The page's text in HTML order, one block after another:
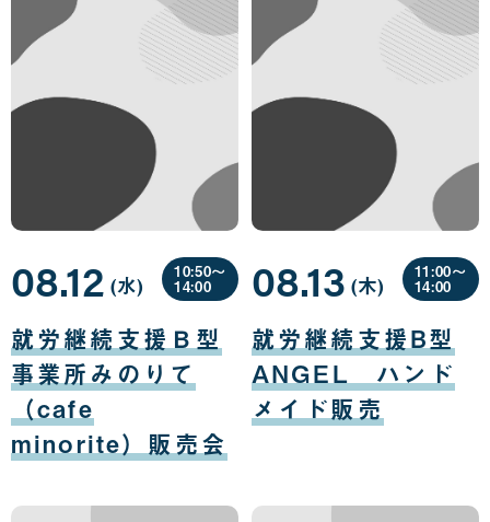
就労継続支援Ｂ型
事業所みのりて
（cafe
minorite）販売会
08.12
月
12
日
(水曜
日
)
10:50〜
14:00
就労継続支援B型
ANGEL ハンド
メイド販売
08.13
月
13
日
(木曜
日
)
11:00〜
14:00